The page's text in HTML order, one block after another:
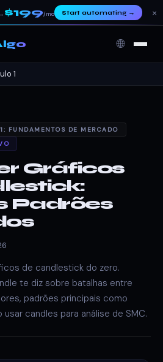
$199/mo Start automating→ ×
🌐
1
FUNDAMENTOS DE MERCADO
Gráficos
Padrões
de candlestick do zero.
te diz sobre batalhas entre
padrões principais como
candles para análise de SMC.